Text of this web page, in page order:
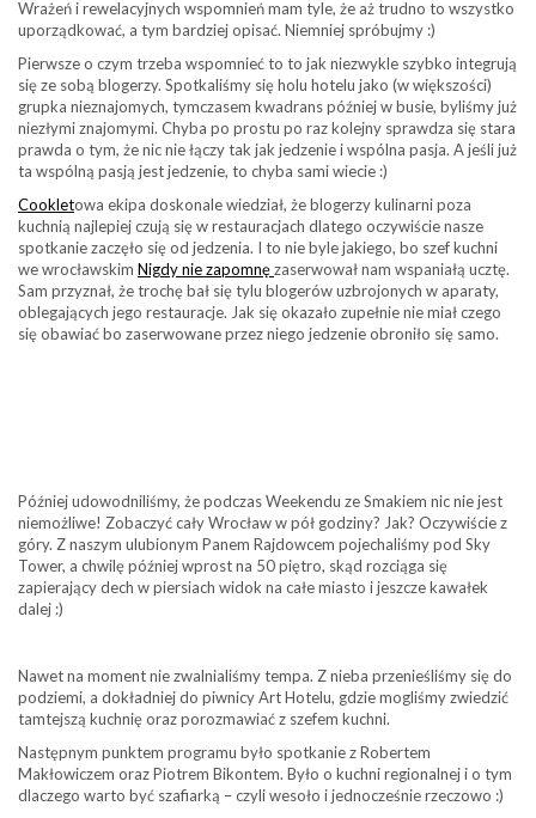
Wrażeń i rewelacyjnych wspomnień mam tyle, że aż trudno to wszystko
uporządkować, a tym bardziej opisać. Niemniej spróbujmy :)
Pierwsze o czym trzeba wspomnieć to to jak niezwykle szybko integrują
się ze sobą blogerzy. Spotkaliśmy się holu hotelu jako (w większości)
grupka nieznajomych, tymczasem kwadrans później w busie, byliśmy już
niezłymi znajomymi. Chyba po prostu po raz kolejny sprawdza się stara
prawda o tym, że nic nie łączy tak jak jedzenie i wspólna pasja. A jeśli już
ta wspólną pasją jest jedzenie, to chyba sami wiecie :)
Cookletowa ekipa doskonale wiedział, że blogerzy kulinarni poza
kuchnią najlepiej czują się w restauracjach dlatego oczywiście nasze
spotkanie zaczęło się od jedzenia. I to nie byle jakiego, bo szef kuchni
we wrocławskim Nigdy nie zapomnęzaserwował nam wspaniałą ucztę.
Sam przyznał, że trochę bał się tylu blogerów uzbrojonych w aparaty,
oblegających jego restauracje. Jak się okazało zupełnie nie miał czego
się obawiać bo zaserwowane przez niego jedzenie obroniło się samo.
Później udowodniliśmy, że podczas Weekendu ze Smakiem nic nie jest
niemożliwe! Zobaczyć cały Wrocław w pół godziny? Jak? Oczywiście z
góry. Z naszym ulubionym Panem Rajdowcem pojechaliśmy pod Sky
Tower, a chwilę później wprost na 50 piętro, skąd rozciąga się
zapierający dech w piersiach widok na całe miasto i jeszcze kawałek
dalej :)
Nawet na moment nie zwalnialiśmy tempa. Z nieba przenieśliśmy się do
podziemi, a dokładniej do piwnicy Art Hotelu, gdzie mogliśmy zwiedzić
tamtejszą kuchnię oraz porozmawiać z szefem kuchni.
Następnym punktem programu było spotkanie z Robertem
Makłowiczem oraz Piotrem Bikontem. Było o kuchni regionalnej i o tym
dlaczego warto być szafiarką – czyli wesoło i jednocześnie rzeczowo :)